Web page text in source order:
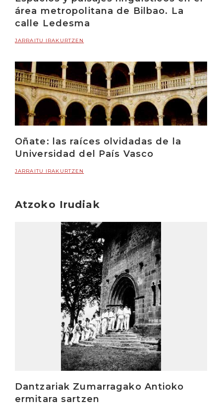
área metropolitana de Bilbao. La
calle Ledesma
JARRAITU IRAKURTZEN
Oñate: las raíces olvidadas de la
Universidad del País Vasco
JARRAITU IRAKURTZEN
Atzoko Irudiak
Dantzariak Zumarragako Antioko
ermitara sartzen